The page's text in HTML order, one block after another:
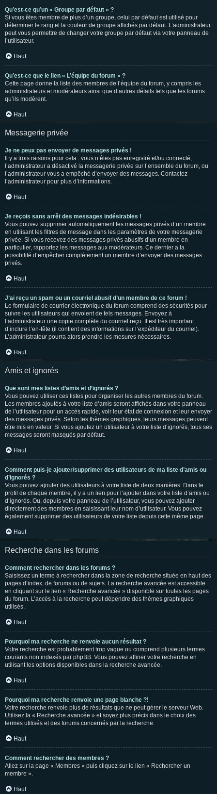
Qu’est-ce qu’un « Groupe par défaut » ?
Si vous êtes membre de plus d’un groupe, celui par défaut est utilisé pour
déterminer le rang et la couleur de groupe affichés par défaut. L’administrateur
peut vous permettre de changer votre groupe par défaut via votre panneau de
l’utilisateur.
Haut
Qu’est-ce que le lien « L’équipe du forum » ?
Cette page donne la liste des membres de l’équipe du forum, y compris les
administrateurs et modérateurs ainsi que d’autres détails tels que les forums
qu’ils modèrent.
Haut
Messagerie privée
Je ne peux pas envoyer de messages privés !
Il y a trois raisons pour cela : vous n’êtes pas enregistré et/ou connecté,
l’administrateur a désactivé la messagerie privée sur l’ensemble du forum, ou
l’administrateur vous a empêché d’envoyer des messages. Contactez
l’administrateur pour plus d’informations.
Haut
Je reçois sans arrêt des messages indésirables !
Vous pouvez supprimer automatiquement les messages privés d’un membre
en utilisant les filtres de message dans les paramètres de votre messagerie
privée. Si vous recevez des messages privés abusifs d’un membre en
particulier, rapportez les messages aux modérateurs. Ce dernier a la
possibilité d’empêcher complètement un membre d’envoyer des messages
privés.
Haut
J’ai reçu un spam ou un courriel abusif d’un membre de ce forum !
Le formulaire de courrier électronique du forum comprend des sécurités pour
suivre les utilisateurs qui envoient de tels messages. Envoyez à
l’administrateur une copie complète du courriel reçu. Il est très important
d’inclure l’en-tête (il contient des informations sur l’expéditeur du courriel).
L’administrateur pourra alors prendre les mesures nécessaires.
Haut
Amis et ignorés
Que sont mes listes d’amis et d’ignorés ?
Vous pouvez utiliser ces listes pour organiser les autres membres du forum.
Les membres ajoutés à votre liste d’amis seront affichés dans votre panneau
de l’utilisateur pour un accès rapide, voir leur état de connexion et leur envoyer
des messages privés. Selon les thèmes graphiques, leurs messages peuvent
être mis en valeur. Si vous ajoutez un utilisateur à votre liste d’ignorés, tous ses
messages seront masqués par défaut.
Haut
Comment puis-je ajouter/supprimer des utilisateurs de ma liste d’amis ou
d’ignorés ?
Vous pouvez ajouter des utilisateurs à votre liste de deux manières. Dans le
profil de chaque membre, il y a un lien pour l’ajouter dans votre liste d’amis ou
d’ignorés. Ou, depuis votre panneau de l’utilisateur, vous pouvez ajouter
directement des membres en saisissant leur nom d’utilisateur. Vous pouvez
également supprimer des utilisateurs de votre liste depuis cette même page.
Haut
Recherche dans les forums
Comment rechercher dans les forums ?
Saisissez un terme à rechercher dans la zone de recherche située en haut des
pages d’index, de forums ou de sujets. La recherche avancée est accessible
en cliquant sur le lien « Recherche avancée » disponible sur toutes les pages
du forum. L’accès à la recherche peut dépendre des thèmes graphiques
utilisés.
Haut
Pourquoi ma recherche ne renvoie aucun résultat ?
Votre recherche est probablement trop vague ou comprend plusieurs termes
courants non indexés par phpBB. Vous pouvez affiner votre recherche en
utilisant les options disponibles dans la recherche avancée.
Haut
Pourquoi ma recherche renvoie une page blanche ?!
Votre recherche renvoie plus de résultats que ne peut gérer le serveur Web.
Utilisez la « Recherche avancée » et soyez plus précis dans le choix des
termes utilisés et des forums concernés par la recherche.
Haut
Comment rechercher des membres ?
Allez sur la page « Membres » puis cliquez sur le lien « Rechercher un
membre ».
Haut